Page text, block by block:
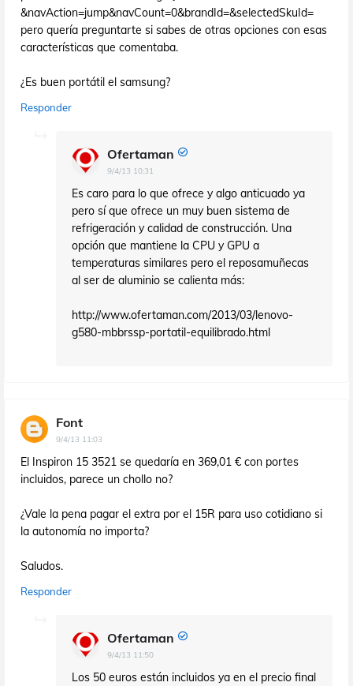
&navAction=jump&navCount=0&brandId=&selectedSkuId=
pero quería preguntarte si sabes de otras opciones con esas
características que comentaba.
¿Es buen portátil el samsung?
Responder
Ofertaman
9/4/13 10:31
Es caro para lo que ofrece y algo anticuado ya
pero sí que ofrece un muy buen sistema de
refrigeración y calidad de construcción. Una
opción que mantiene la CPU y GPU a
temperaturas similares pero el reposamuñecas
al ser de aluminio se calienta más:
http://www.ofertaman.com/2013/03/lenovo-
g580-mbbrssp-portatil-equilibrado.html
Font
9/4/13 11:03
El Inspiron 15 3521 se quedaría en 369,01 € con portes
incluidos, parece un chollo no?
¿Vale la pena pagar el extra por el 15R para uso cotidiano si
la autonomía no importa?
Saludos.
Responder
Ofertaman
9/4/13 11:50
Los 50 euros están incluidos ya en el precio final